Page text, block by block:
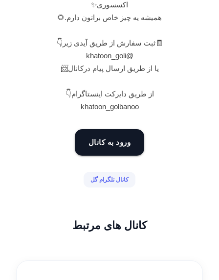
اکسسوری✨
همیشه یه چیز خاص براتون دارم.🌻
🧾ثبت سفارش از طریق آیدی زیر👇
@khatoon_goli
یا از طریق ارسال پیام درکانال📨
از طریق دایرکت اینستاگرام👇
khatoon_golbanoo
ورود به کانال
کانال تلگرام گل
کانال های مرتبط